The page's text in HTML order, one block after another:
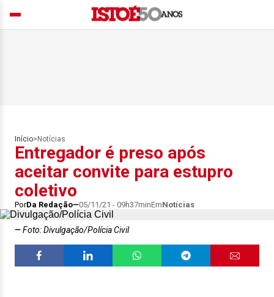
Início> Notícias
Entregador é preso após
aceitar convite para estupro
coletivo
PorDa Redação 05/11/21 - 09h37minEmNotícias
Foto: Divulgação/Polícia Civil